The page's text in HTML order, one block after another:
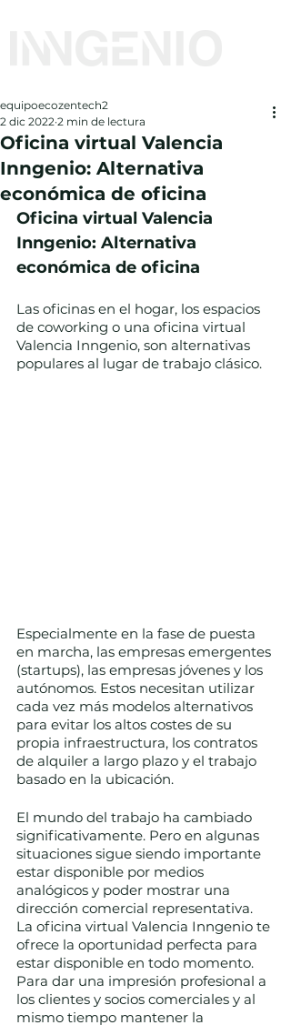
Oficina virtual Valencia
Inngenio: Alternativa
económica de oficina
equipoecozentech2
2 dic 2022 2 min de lectura
Oficina virtual Valencia
Inngenio: Alternativa
económica de oficina
Las oficinas en el hogar, los espacios
de coworking o una oficina virtual
Valencia Inngenio, son alternativas
populares al lugar de trabajo clásico.
Especialmente en la fase de puesta
en marcha, las empresas emergentes
(startups), las empresas jóvenes y los
autónomos. Estos necesitan utilizar
cada vez más modelos alternativos
para evitar los altos costes de su
propia infraestructura, los contratos
de alquiler a largo plazo y el trabajo
basado en la ubicación.
El mundo del trabajo ha cambiado
significativamente. Pero en algunas
situaciones sigue siendo importante
estar disponible por medios
analógicos y poder mostrar una
dirección comercial representativa.
La oficina virtual Valencia Inngenio te
ofrece la oportunidad perfecta para
estar disponible en todo momento.
Para dar una impresión profesional a
los clientes y socios comerciales y al
mismo tiempo mantener la